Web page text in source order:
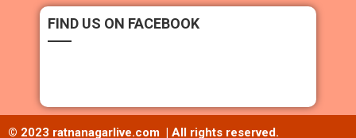
FIND US ON FACEBOOK
© 2023 ratnanagarlive.com | All rights reserved.